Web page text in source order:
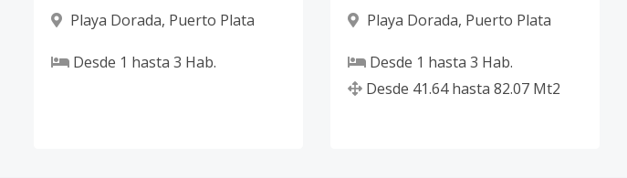
Playa Dorada, Puerto Plata
Desde 1 hasta 3 Hab.
Playa Dorada, Puerto Plata
Desde 1 hasta 3 Hab.
Desde 41.64 hasta 82.07 Mt2